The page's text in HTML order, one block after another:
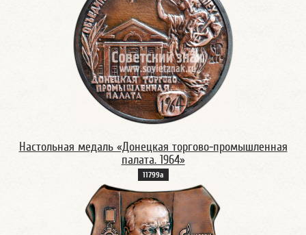
Настольная медаль «Донецкая торгово-промышленная
палата. 1964»
11799а